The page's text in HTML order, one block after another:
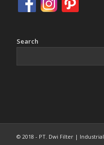
Search
© 2018 - PT. Dwi Filter |